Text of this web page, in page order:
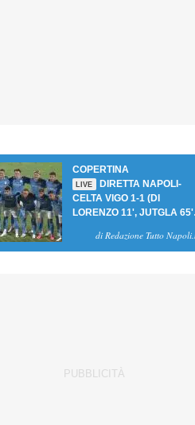
COPERTINA
LIVE
DIRETTA NAPOLI-
CELTA VIGO 1-1 (DI
LORENZO 11', JUTGLA
BRUYNE NEGA LA
di Redazione Tutto